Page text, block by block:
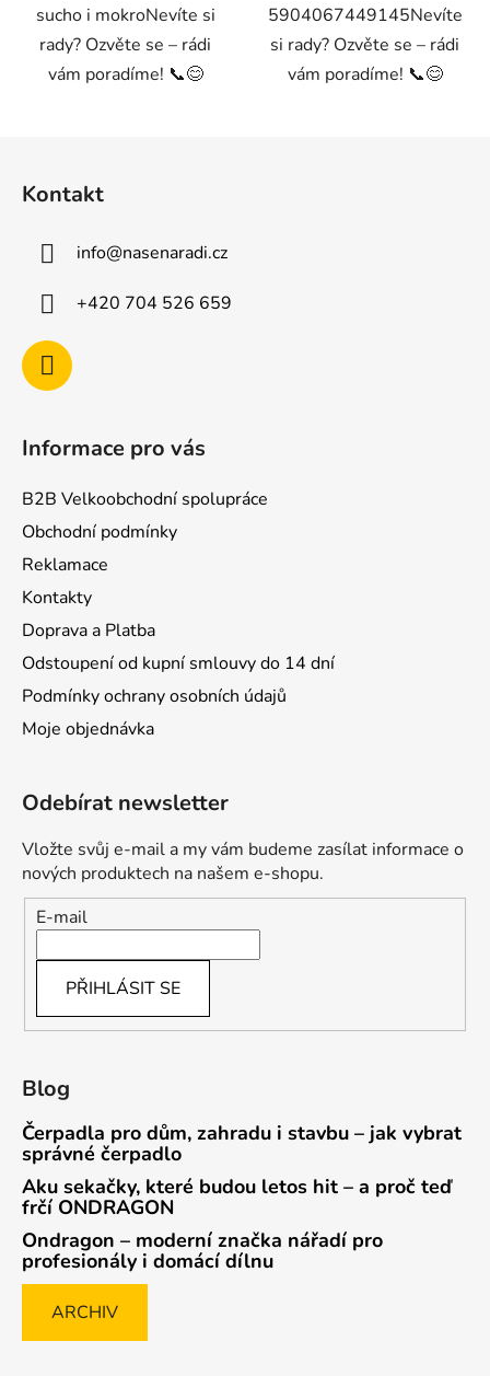
sucho i mokroNevíte si
rady? Ozvěte se – rádi
vám poradíme! 📞😊
5904067449145Nevíte
si rady? Ozvěte se – rádi
vám poradíme! 📞😊
Kontakt
info@nasenaradi.cz
+420 704 526 659
Informace pro vás
B2B Velkoobchodní spolupráce
Obchodní podmínky
Reklamace
Kontakty
Doprava a Platba
Odstoupení od kupní smlouvy do 14 dní
Podmínky ochrany osobních údajů
Moje objednávka
Odebírat newsletter
Vložte svůj e-mail a my vám budeme zasílat informace o
nových produktech na našem e-shopu.
E-mail
PŘIHLÁSIT SE
Blog
Čerpadla pro dům, zahradu i stavbu – jak vybrat
správné čerpadlo
Aku sekačky, které budou letos hit – a proč teď
frčí ONDRAGON
Ondragon – moderní značka nářadí pro
profesionály i domácí dílnu
ARCHIV